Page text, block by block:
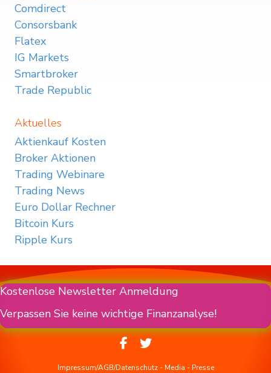
Comdirect
Consorsbank
Flatex
IG Markets
Smartbroker
Trade Republic
Aktuelles
Aktienkauf Kosten
Broker Aktionen
Trading Webinare
Trading News
Euro Dollar Rechner
Bitcoin Kurs
Ripple Kurs
Kostenlose Newsletter Anmeldung
Verpassen Sie keine wichtige Finanzanalyse!
Impressum/AGB/Datenschutz- Media - Presse